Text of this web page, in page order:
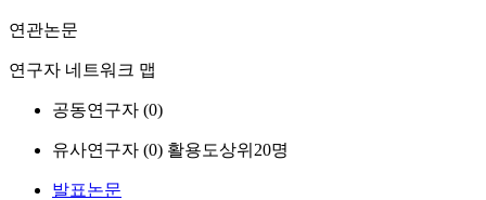
연관논문
연구자 네트워크 맵
공동연구자 (0)
유사연구자 (0) 활용도상위20명
발표논문